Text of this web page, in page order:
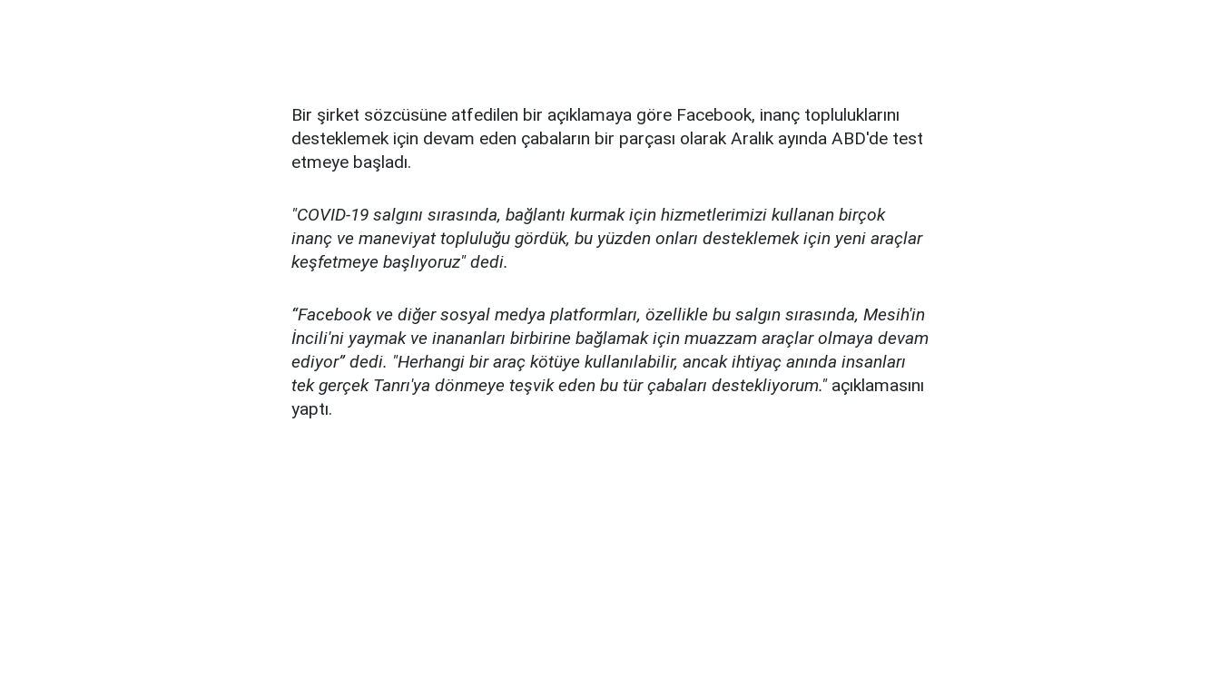
Bir şirket sözcüsüne atfedilen bir açıklamaya göre Facebook, inanç topluluklarını
desteklemek için devam eden çabaların bir parçası olarak Aralık ayında ABD'de test
etmeye başladı.
"COVID-19 salgını sırasında, bağlantı kurmak için hizmetlerimizi kullanan birçok
inanç ve maneviyat topluluğu gördük, bu yüzden onları desteklemek için yeni araçlar
keşfetmeye başlıyoruz" dedi.
“Facebook ve diğer sosyal medya platformları, özellikle bu salgın sırasında, Mesih'in
İncili'ni yaymak ve inananları birbirine bağlamak için muazzam araçlar olmaya devam
ediyor” dedi. "Herhangi bir araç kötüye kullanılabilir, ancak ihtiyaç anında insanları
tek gerçek Tanrı'ya dönmeye teşvik eden bu tür çabaları destekliyorum."açıklamasını
yaptı.